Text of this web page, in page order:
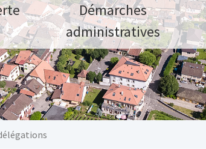
Démarches
administratives